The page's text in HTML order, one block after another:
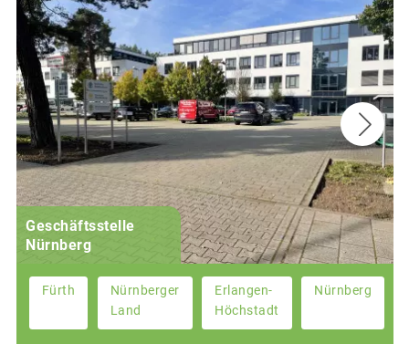
Geschäftsstelle
Nürnberg
Fürth
Nürnberger
Land
Erlangen-
Höchstadt
Nürnberg